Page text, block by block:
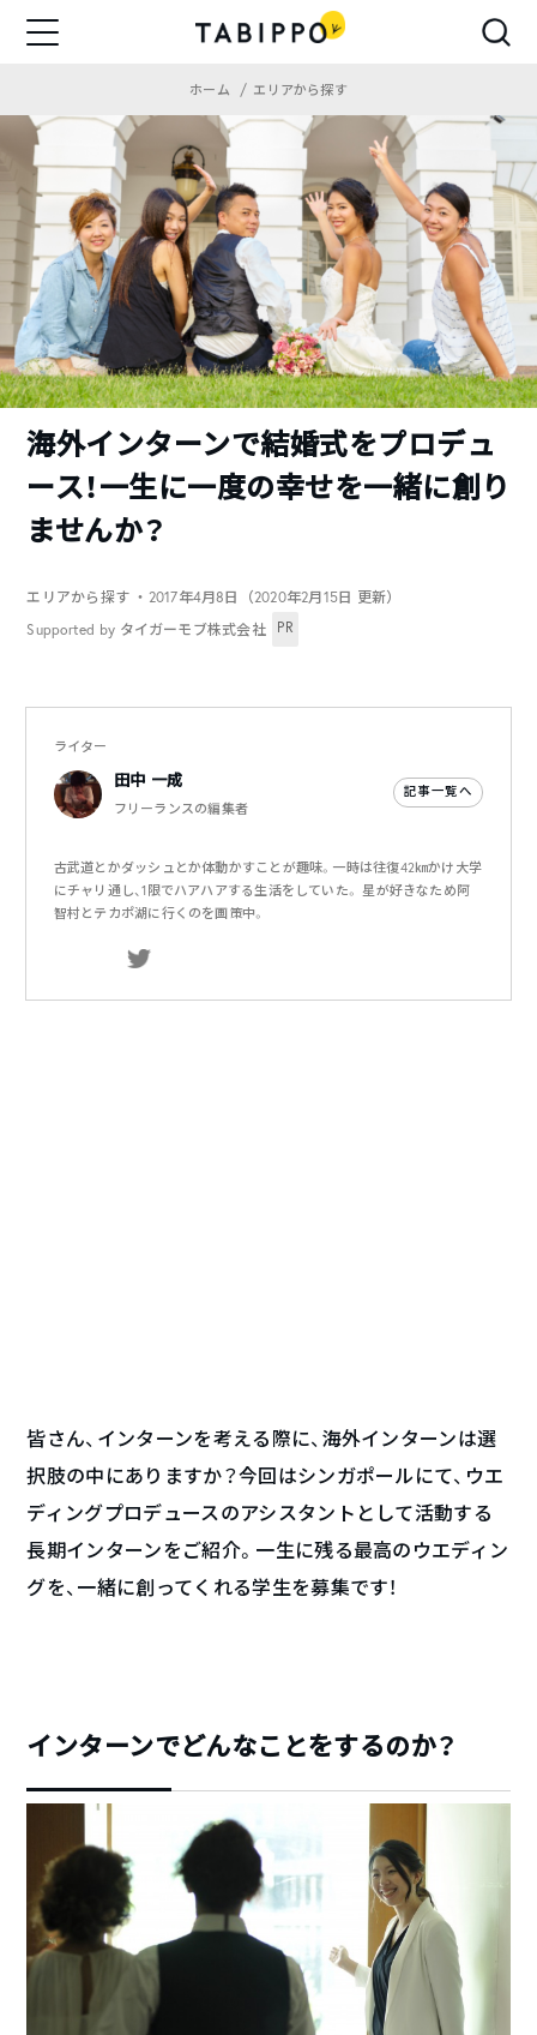
ホーム エリアから探す
海外インターンで結婚式をプロデュ
ース！一生に一度の幸せを一緒に創り
ませんか？
エリアから探す ・2017年4月8日（2020年2月15日 更新）
Supported by タイガーモブ株式会社
PR
ライター
田中 一成
フリーランスの編集者
記事一覧へ
古武道とかダッシュとか体動かすことが趣味。一時は往復42㎞かけ大学
にチャリ通し、1限でハアハアする生活をしていた。 星が好きなため阿
智村とテカポ湖に行くのを画策中。
皆さん、インターンを考える際に、海外インターンは選
択肢の中にありますか？今回はシンガポールにて、ウエ
ディングプロデュースのアシスタントとして活動する
長期インターンをご紹介。一生に残る最高のウエディン
グを、一緒に創ってくれる学生を募集です！
インターンでどんなことをするのか？